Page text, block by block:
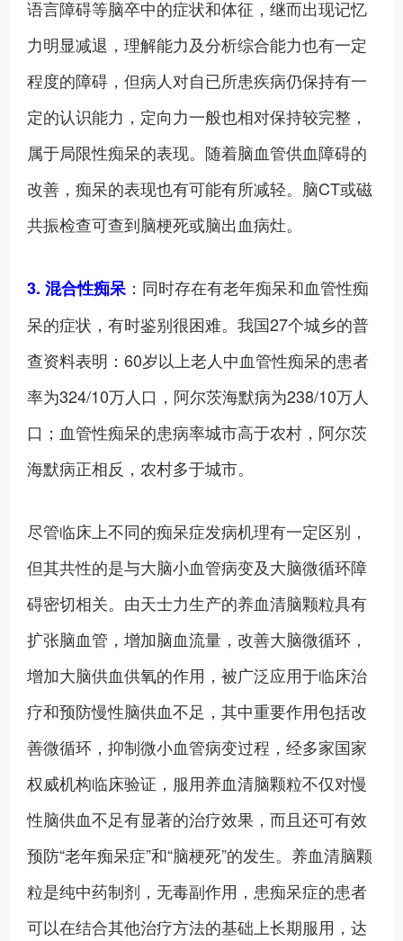
语言障碍等脑卒中的症状和体征，继而出现记忆
力明显减退，理解能力及分析综合能力也有一定
程度的障碍，但病人对自已所患疾病仍保持有一
定的认识能力，定向力一般也相对保持较完整，
属于局限性痴呆的表现。随着脑血管供血障碍的
改善，痴呆的表现也有可能有所减轻。脑CT或磁
共振检查可查到脑梗死或脑出血病灶。
3. 混合性痴呆 ：同时存在有老年痴呆和血管性痴
呆的症状，有时鉴别很困难。我国27个城乡的普
查资料表明：60岁以上老人中血管性痴呆的患者
率为324/10万人口，阿尔茨海默病为238/10万人
口；血管性痴呆的患病率城市高于农村，阿尔茨
海默病正相反，农村多于城市。
尽管临床上不同的痴呆症发病机理有一定区别，
但其共性的是与大脑小血管病变及大脑微循环障
碍密切相关。由天士力生产的养血清脑颗粒具有
扩张脑血管，增加脑血流量，改善大脑微循环，
增加大脑供血供氧的作用，被广泛应用于临床治
疗和预防慢性脑供血不足，其中重要作用包括改
善微循环，抑制微小血管病变过程，经多家国家
权威机构临床验证，服用养血清脑颗粒不仅对慢
性脑供血不足有显著的治疗效果，而且还可有效
预防“老年痴呆症”和“脑梗死”的发生。养血清脑颗
粒是纯中药制剂，无毒副作用，患痴呆症的患者
可以在结合其他治疗方法的基础上长期服用，达